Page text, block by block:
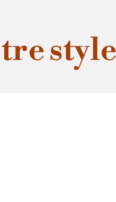
style